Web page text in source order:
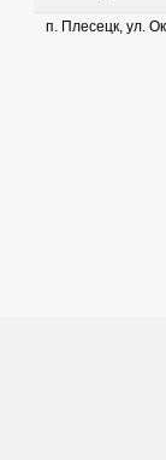
п. Плесецк, ул.